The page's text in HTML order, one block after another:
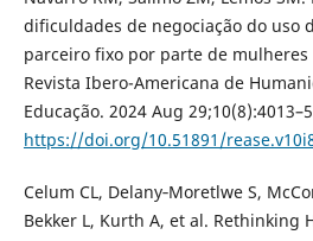
dificuldades de negociação do uso
parceiro fixo por parte de mulheres
Revista Ibero-Americana de
Educação. 2024 Aug
https://doi.org/10.51891/
Celum CL, Delany‐Moretlwe S,
Bekker L, Kurth A, et al. Rethinking